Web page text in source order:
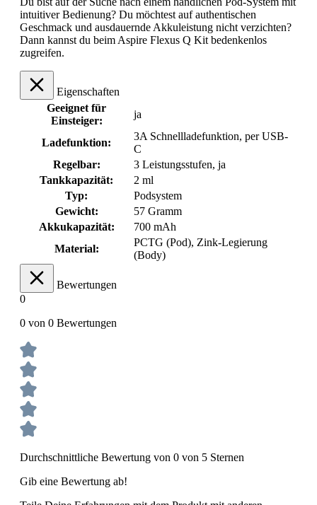
intuitiver Bedienung? Du möchtest auf authentischen
Geschmack und ausdauernde Akkuleistung nicht verzichten?
Dann kannst du beim Aspire Flexus Q Kit bedenkenlos
zugreifen.
Eigenschaften
Geeignet für
Einsteiger:
ja
Ladefunktion:
3A Schnellladefunktion, per USB-
C
Regelbar:
3 Leistungsstufen, ja
Tankkapazität:
2 ml
Typ:
Podsystem
Gewicht:
57 Gramm
Akkukapazität:
700 mAh
Material:
PCTG (Pod), Zink-Legierung
(Body)
Bewertungen
0
0 von 0 Bewertungen
Durchschnittliche Bewertung von 0 von 5 Sternen
Gib eine Bewertung ab!